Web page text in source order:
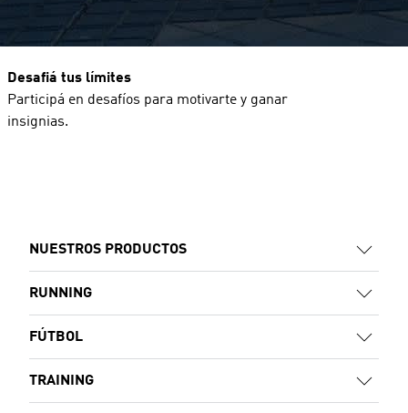
Desafiá tus límites
Participá en desafíos para motivarte y ganar
insignias.
NUESTROS PRODUCTOS
RUNNING
FÚTBOL
TRAINING